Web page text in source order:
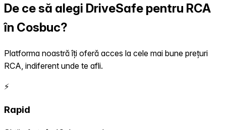
De ce să alegi DriveSafe pentru RCA
în Cosbuc?
Platforma noastră îți oferă acces la cele mai bune prețuri
RCA, indiferent unde te afli.
⚡
Rapid